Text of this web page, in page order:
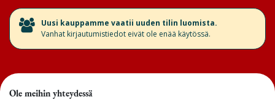
​Uusi kauppamme vaatii uuden tilin luomista.
Vanhat kirjautumistiedot eivät ole enää käytössä.
Ole meihin yhteydessä